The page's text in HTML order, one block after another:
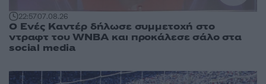
22:5707.08.26
Ο Ενές Καντέρ δήλωσε συμμετοχή στο
ντραφτ του WNBA και προκάλεσε σάλο στα
social media